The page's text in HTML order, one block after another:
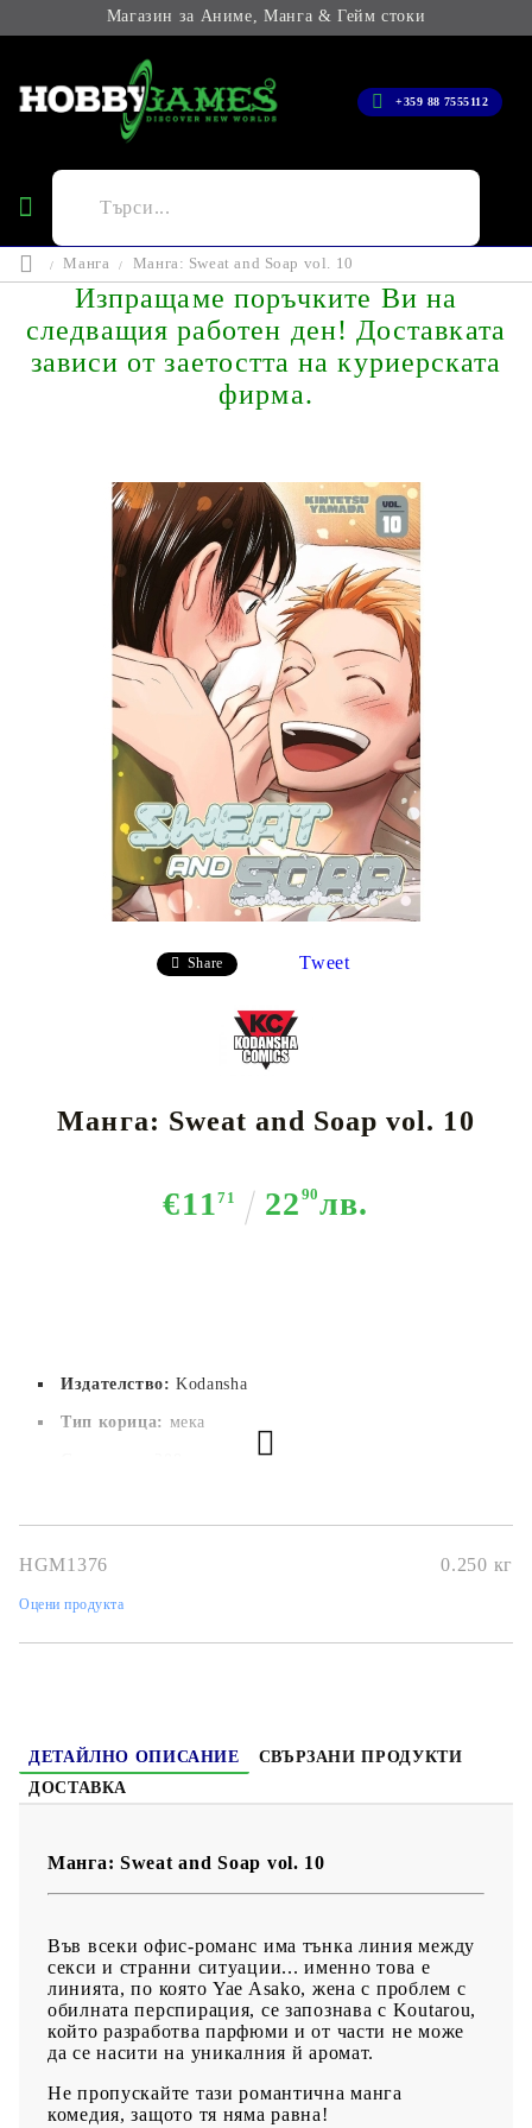
Магазин за Аниме, Манга & Гейм стоки
+359 88 7555112
Манга Манга: Sweat and Soap vol. 10
Изпращаме поръчките Ви на
следващия работен ден! Доставката
зависи от заетостта на куриерската
фирма.
Share Tweet
Манга: Sweat and Soap vol. 10
€1171 22 90лв.
Издателство:Kodansha
Тип корица: мека
Дата на издаване:
Жанр:Comedy, Romance, Slice of Life, Seinen
HGM1376 0.250 кг
Оцени продукта
ДЕТАЙЛНО ОПИСАНИЕ
СВЪРЗАНИ ПРОДУКТИ
ДОСТАВКА
Манга: Sweat and Soap vol. 10
Във всеки офис-романс има тънка линия между
секси и странни ситуации... именно това е
линията, по която Yae Asako, жена с проблем с
обилната перспирация, се запознава с Koutarou,
който разработва парфюми и от части не може
да се насити на уникалния й аромат.
Не пропускайте тази романтична манга
комедия, защото тя няма равна!